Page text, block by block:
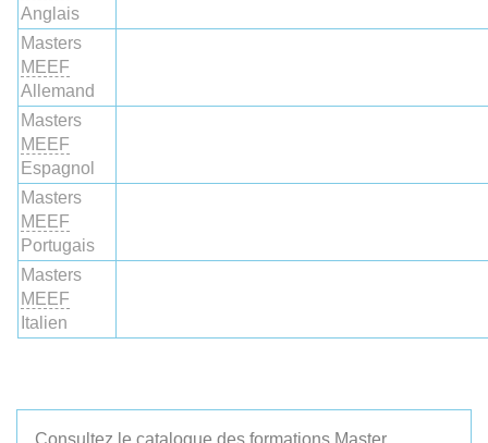
Anglais
Masters
MEEF
Allemand
Masters
MEEF
Espagnol
Masters
MEEF
Portugais
Masters
MEEF
Italien
Consultez le catalogue des formations Master